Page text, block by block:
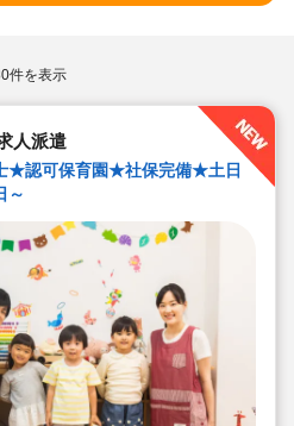
件を表示
人派遣
★認可保育園★社保完備★土日
～